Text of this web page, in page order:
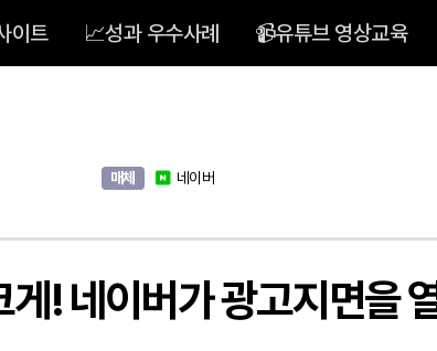
이트 📈성과 우수사례 📹유튜브 영상교육
매체 네이버
! 네이버가 광고지면을